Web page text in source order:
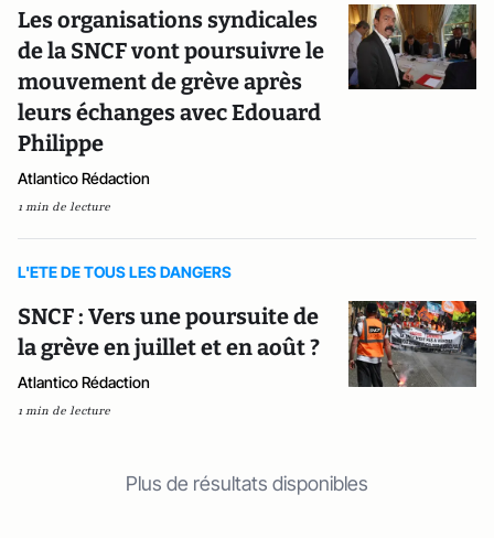
Les organisations syndicales
de la SNCF vont poursuivre le
mouvement de grève après
leurs échanges avec Edouard
Philippe
Atlantico Rédaction
1 min de lecture
L'ETE DE TOUS LES DANGERS
SNCF : Vers une poursuite de
la grève en juillet et en août ?
Atlantico Rédaction
1 min de lecture
Plus de résultats disponibles